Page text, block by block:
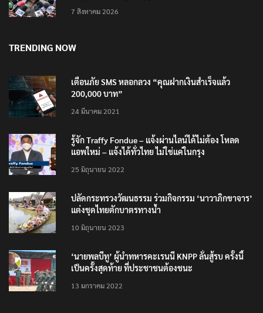
7 สิงหาคม 2026
TRENDING NOW
เตือนภัย SMS หลอกลวง “คุณฝากเงินสำเร็จแล้ว
200,000 บาท”
24 มีนาคม 2021
รู้จัก Traffy Fondue – แจ้งผ่านไลน์ได้ไม่ต้อง โหลด
แอพใหม่ – แจ้งได้ทั่วไทย ไม่ใช่แค่ในกรุง
25 มิถุนายน 2022
ปลัดกระทรวงวัฒนธรรม ร่วมกิจกรรม ‘นาวาภิกขาจาร’
แต่งชุดไทยตักบาตรทางน้ำ
10 มิถุนายน 2023
‘นายพลบีทู’ ผู้นำทหารคะเรนนี KNPP ลั่นสู้รบ ครั้งนี้
เป็นครั้งสุดท้าย ที่ประชาชนต้องชนะ
13 มกราคม 2022